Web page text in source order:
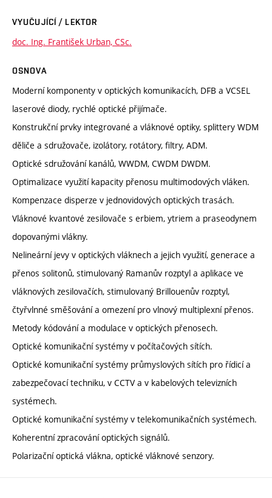
VYUČUJÍCÍ / LEKTOR
doc. Ing. František Urban, CSc.
OSNOVA
Moderní komponenty v optických komunikacích, DFB a VCSEL
laserové diody, rychlé optické přijímače.
Konstrukční prvky integrované a vláknové optiky, splittery WDM
děliče a sdružovače, izolátory, rotátory, filtry, ADM.
Optické sdružování kanálů, WWDM, CWDM DWDM.
Optimalizace využití kapacity přenosu multimodových vláken.
Kompenzace disperze v jednovidových optických trasách.
Vláknové kvantové zesilovače s erbiem, ytriem a praseodynem
dopovanými vlákny.
Nelineární jevy v optických vláknech a jejich využití, generace a
přenos solitonů, stimulovaný Ramanův rozptyl a aplikace ve
vláknových zesilovačích, stimulovaný Brillouenův rozptyl,
čtyřvlnné směšování a omezení pro vlnový multiplexní přenos.
Metody kódování a modulace v optických přenosech.
Optické komunikační systémy v počítačových sítích.
Optické komunikační systémy průmyslových sítích pro řídicí a
zabezpečovací techniku, v CCTV a v kabelových televizních
systémech.
Optické komunikační systémy v telekomunikačních systémech.
Koherentní zpracování optických signálů.
Polarizační optická vlákna, optické vláknové senzory.